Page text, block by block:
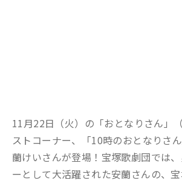
11月22日（火）の「おとなりさん」
ストコーナー、「10時のおとなりさ
蘭けいさんが登場！宝塚歌劇団では
ーとして大活躍された安蘭さんの、